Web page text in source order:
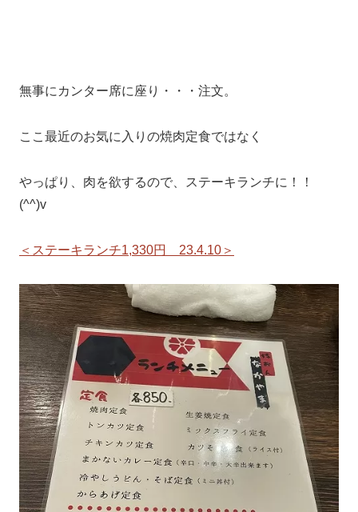
無事にカンター席に座り・・・注文。
ここ最近のお気に入りの焼肉定食ではなく
やっぱり、肉を欲するので、ステーキランチに！！
(^^)v
＜ステーキランチ1,330円 23.4.10＞